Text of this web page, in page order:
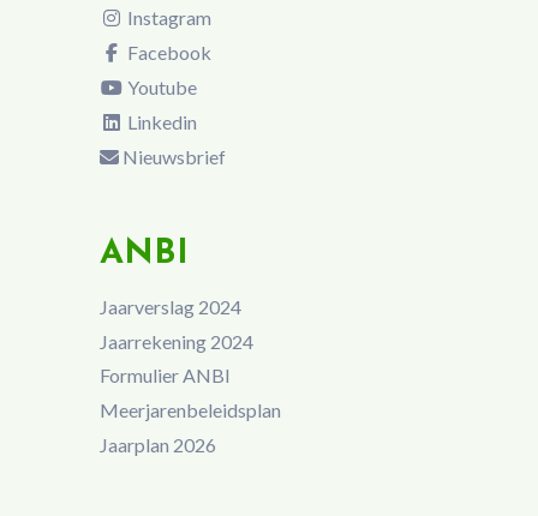
Instagram
Facebook
Youtube
Linkedin
Nieuwsbrief
ANBI
Jaarverslag 2024
Jaarrekening 2024
Formulier ANBI
Meerjarenbeleidsplan
Jaarplan 2026